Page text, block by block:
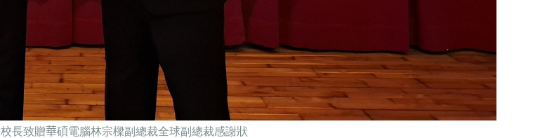
校長致贈華碩電腦林宗樑副總裁全球副總裁感謝狀